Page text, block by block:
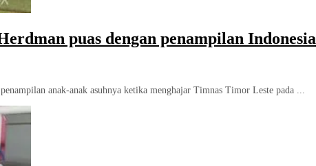
puas dengan penampilan Indonesia
anak-anak asuhnya ketika menghajar Timnas Timor Leste pada ...